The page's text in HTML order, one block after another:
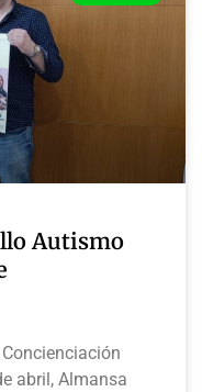
Autismo
abril, Almansa